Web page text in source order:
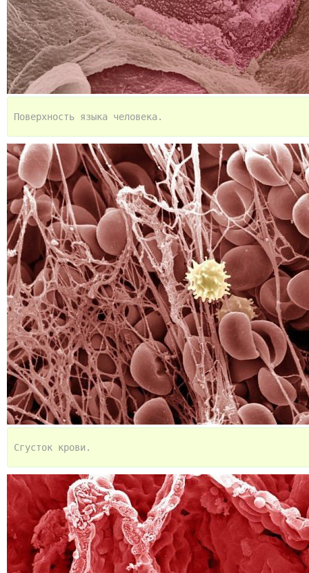
Поверхность языка человека.
Сгусток крови.